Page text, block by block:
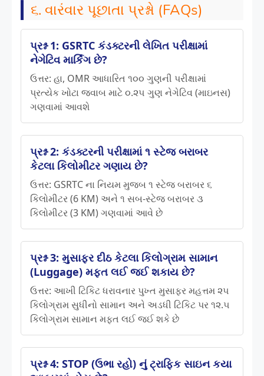
૬. વારંવાર પૂછાતા પ્રશ્નો (FAQs)
પ્રશ્ન 1: GSRTC કંડક્ટરની લેખિત પરીક્ષામાં
નેગેટિવ માર્કિંગ છે?
ઉત્તર: હા, OMR આધારિત ૧૦૦ ગુણની પરીક્ષામાં
પ્રત્યેક ખોટા જવાબ માટે ૦.૨૫ ગુણ નેગેટિવ (માઇનસ)
ગણવામાં આવશે
પ્રશ્ન 2: કંડક્ટરની પરીક્ષામાં ૧ સ્ટેજ બરાબર
કેટલા કિલોમીટર ગણાય છે?
ઉત્તર: GSRTC ના નિયમ મુજબ ૧ સ્ટેજ બરાબર ૬
કિલોમીટર (6 KM) અને ૧ સબ-સ્ટેજ બરાબર ૩
કિલોમીટર (3 KM) ગણવામાં આવે છે
પ્રશ્ન 3: મુસાફર દીઠ કેટલા કિલોગ્રામ સામાન
(Luggage) મફત લઈ જઈ શકાય છે?
ઉત્તર: આખી ટિકિટ ધરાવનાર પુખ્ત મુસાફર મહત્તમ ૨૫
કિલોગ્રામ સુધીનો સામાન અને અડધી ટિકિટ પર ૧૨.૫
કિલોગ્રામ સામાન મફત લઈ જઈ શકે છે
પ્રશ્ન 4: STOP (ઉભા રહો) નું ટ્રાફિક સાઇન કયા